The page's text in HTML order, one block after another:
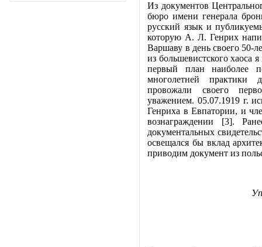
Из документов
бюро имени генерала
русский язык и
которую А. Л. Генрих
Варшаву в день своего 50-
из большевистского хаоса
первый план наиболее
многолетней практики
провожали своего
уважением. 05.07.1919 г.
Генриха в Евпатории, и
вознаграждении [3].
документальных
освещался бы вклад
приводим документ из